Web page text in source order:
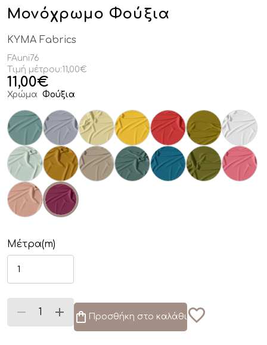
Μονόχρωμο Φούξια
KYMA Fabrics
FAuni76
Τιμή μέτρου:11,00€
11,00€
Χρώμα Φούξια
Μέτρα(m)
Προσθήκη στο καλάθι